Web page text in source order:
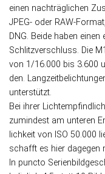
einen nach­träg­lichen
JPEG- oder RAW-
DNG. Beide haben
Schlitzverschluss. Die
von 1/16.000 bis 3.600
den.
unterstützt.
Bei ihrer
zu­min­dest am unteren
lich­keit von ISO 50.000
schafft es hier da­ge­gen
In puncto